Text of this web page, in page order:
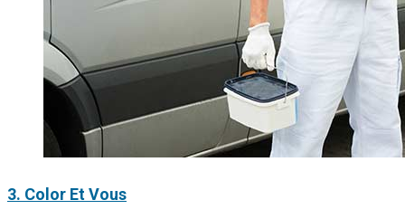
3. Color Et Vous